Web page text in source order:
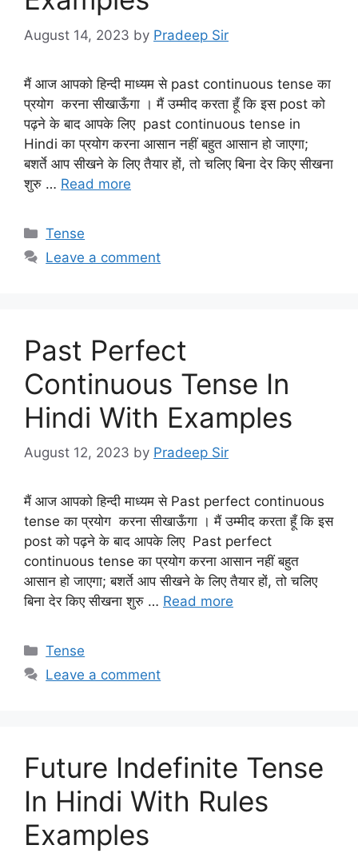
August 14, 2023 by Pradeep Sir
मैं आज आपको हिन्दी माध्यम से past continuous tense का
प्रयोग करना सीखाऊँगा । मैं उम्मीद करता हूँ कि इस post को
पढ़ने के बाद आपके लिए past continuous tense in
Hindi का प्रयोग करना आसान नहीं बहुत आसान हो जाएगा;
बशर्ते आप सीखने के लिए तैयार हों, तो चलिए बिना देर किए सीखना
शुरु … Read more
Categories
Tense
Leave a comment
Past Perfect
Continuous Tense In
Hindi With Examples
August 12, 2023 by Pradeep Sir
मैं आज आपको हिन्दी माध्यम से Past perfect continuous
tense का प्रयोग करना सीखाऊँगा । मैं उम्मीद करता हूँ कि इस
post को पढ़ने के बाद आपके लिए Past perfect
continuous tense का प्रयोग करना आसान नहीं बहुत
आसान हो जाएगा; बशर्ते आप सीखने के लिए तैयार हों, तो चलिए
बिना देर किए सीखना शुरु … Read more
Categories
Tense
Leave a comment
Future Indefinite Tense
In Hindi With Rules
Examples